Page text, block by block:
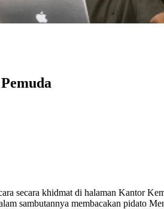
secara khidmat di halaman Kantor
sambutannya membacakan pidato